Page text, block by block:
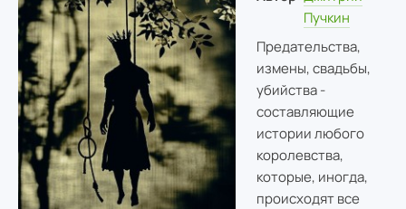
Пучкин
Предательства,
измены, свадьбы,
убийства -
составляющие
истории любого
королевства,
которые, иногда,
происходят все